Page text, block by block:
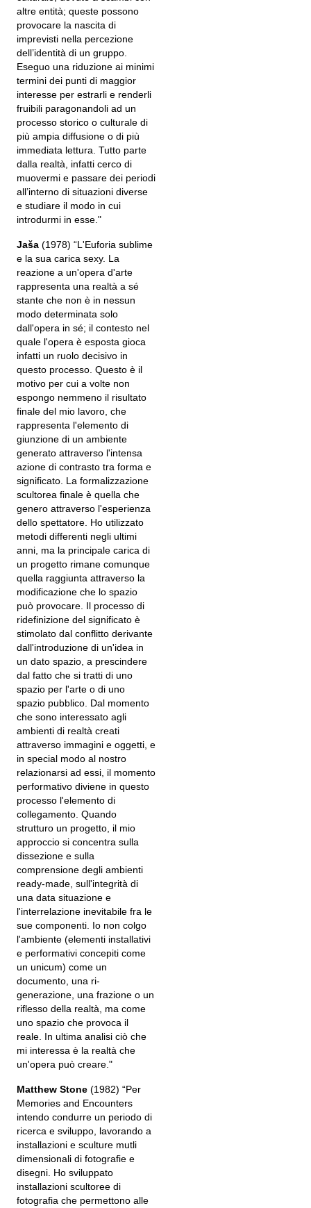
altre entità; queste possono
provocare la nascita di
imprevisti nella percezione
dell’identità di un gruppo.
Eseguo una riduzione ai minimi
termini dei punti di maggior
interesse per estrarli e renderli
fruibili paragonandoli ad un
processo storico o culturale di
più ampia diffusione o di più
immediata lettura. Tutto parte
dalla realtà, infatti cerco di
muovermi e passare dei periodi
all’interno di situazioni diverse
e studiare il modo in cui
introdurmi in esse."
Jaša (1978) “L'Euforia sublime
e la sua carica sexy. La
reazione a un'opera d'arte
rappresenta una realtà a sé
stante che non è in nessun
modo determinata solo
dall'opera in sé; il contesto nel
quale l'opera è esposta gioca
infatti un ruolo decisivo in
questo processo. Questo è il
motivo per cui a volte non
espongo nemmeno il risultato
finale del mio lavoro, che
rappresenta l'elemento di
giunzione di un ambiente
generato attraverso l'intensa
azione di contrasto tra forma e
significato. La formalizzazione
scultorea finale è quella che
genero attraverso l'esperienza
dello spettatore. Ho utilizzato
metodi differenti negli ultimi
anni, ma la principale carica di
un progetto rimane comunque
quella raggiunta attraverso la
modificazione che lo spazio
può provocare. Il processo di
ridefinizione del significato è
stimolato dal conflitto derivante
dall'introduzione di un'idea in
un dato spazio, a prescindere
dal fatto che si tratti di uno
spazio per l'arte o di uno
spazio pubblico. Dal momento
che sono interessato agli
ambienti di realtà creati
attraverso immagini e oggetti, e
in special modo al nostro
relazionarsi ad essi, il momento
performativo diviene in questo
processo l'elemento di
collegamento. Quando
strutturo un progetto, il mio
approccio si concentra sulla
dissezione e sulla
comprensione degli ambienti
ready-made, sull'integrità di
una data situazione e
l'interrelazione inevitabile fra le
sue componenti. Io non colgo
l'ambiente (elementi installativi
e performativi concepiti come
un unicum) come un
documento, una ri-
generazione, una frazione o un
riflesso della realtà, ma come
uno spazio che provoca il
reale. In ultima analisi ciò che
mi interessa è la realtà che
un'opera può creare."
Matthew Stone (1982) “Per
Memories and Encounters
intendo condurre un periodo di
ricerca e sviluppo, lavorando a
installazioni e sculture mutli
dimensionali di fotografie e
disegni. Ho sviluppato
installazioni scultoree di
fotografia che permettono alle